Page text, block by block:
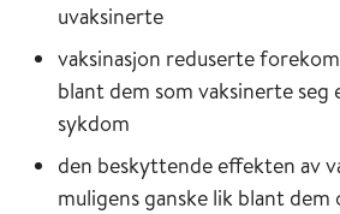
uvaksinerte
vaksinasjon reduserte
blant dem som vaksinerte
sykdom
den beskyttende effekten av
muligens ganske lik blant